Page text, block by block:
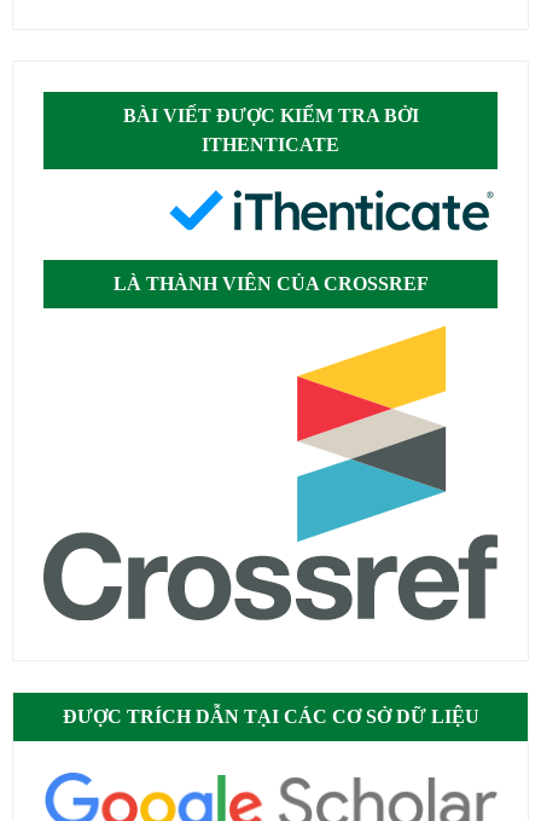
BÀI VIẾT ĐƯỢC KIỂM TRA BỞI
ITHENTICATE
LÀ THÀNH VIÊN CỦA CROSSREF
ĐƯỢC TRÍCH DẪN TẠI CÁC CƠ SỞ DỮ LIỆU